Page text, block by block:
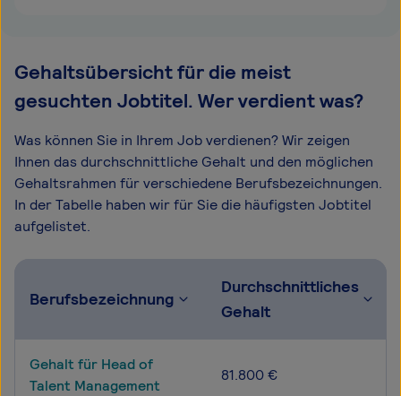
Gehaltsübersicht für die meist
gesuchten Jobtitel. Wer verdient was?
Was können Sie in Ihrem Job verdienen? Wir zeigen
Ihnen das durchschnittliche Gehalt und den möglichen
Gehaltsrahmen für verschiedene Berufsbezeichnungen.
In der Tabelle haben wir für Sie die häufigsten Jobtitel
aufgelistet.
Berufsbezeichnung
Durchschnittliches
Gehalt
Gehalt für Head of
Talent Management
81.800 €